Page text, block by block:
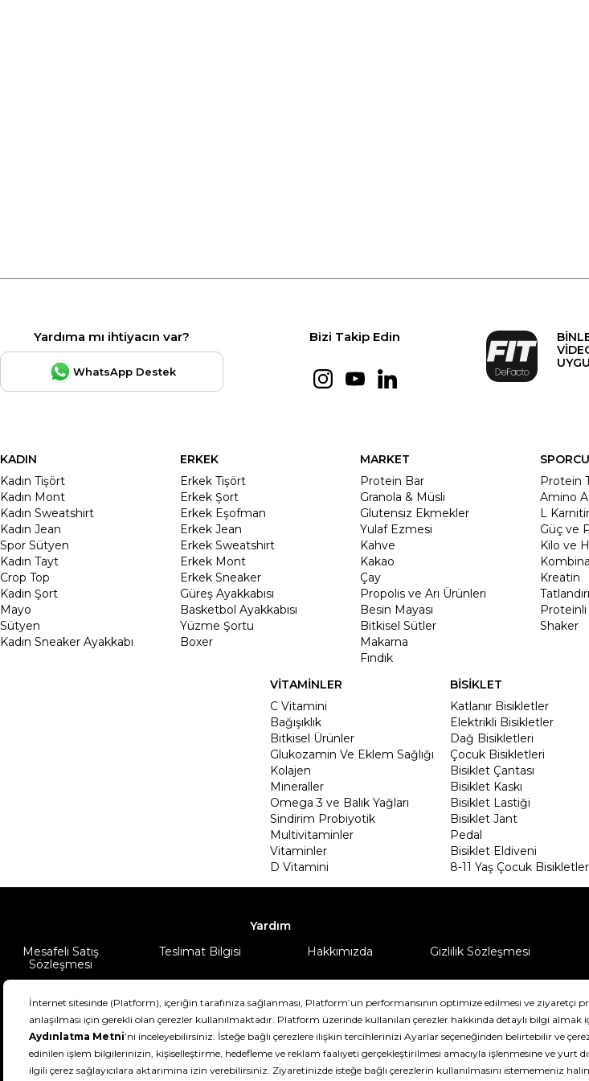
Yardıma mı ihtiyacın var?
WhatsApp Destek
Bizi Takip Edin
KADIN
Kadın Tişört
Kadın Mont
Kadın Sweatshirt
Kadın Jean
Spor Sütyen
Kadın Tayt
Crop Top
Kadin Şort
Mayo
Sütyen
Kadın Sneaker Ayakkabı
ERKEK
Erkek Tişört
Erkek Şort
Erkek Eşofman
Erkek Jean
Erkek Sweatshirt
Erkek Mont
Erkek Sneaker
Güreş Ayakkabısı
Basketbol Ayakkabısı
Yüzme Şortu
Boxer
MARKET
Protein Bar
Granola & Müsli
Glutensiz Ekmekler
Yulaf Ezmesi
Kahve
Kakao
Çay
Propolis ve Arı Ürünleri
Besin Mayası
Bitkisel Sütler
Makarna
Fındık
Protein
Amino
L
Güç ve
Kilo ve
Kreatin
Shaker
VİTAMİNLER
C Vitamini
Bağışıklık
Bitkisel Ürünler
Glukozamin Ve Eklem Sağlığı
Kolajen
Mineraller
Omega 3 ve Balık Yağları
Sindirim Probiyotik
Multivitaminler
Vitaminler
D Vitamini
BİSİKLET
Katlanır Bisikletler
Elektrikli Bisikletler
Dağ Bisikletleri
Çocuk Bisikletleri
Bisiklet Çantası
Bisiklet Kaskı
Bisiklet Lastiği
Bisiklet Jant
Pedal
Bisiklet Eldiveni
8-11 Yaş Çocuk
Yardım
Mesafeli Satış
Sözleşmesi
Teslimat Bilgisi Hakkımızda Gizlilik Sözleşmesi